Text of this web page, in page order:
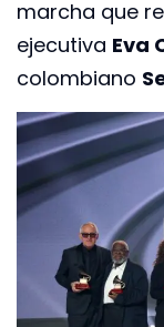
marcha que
ejecutiva Eva
colombiano